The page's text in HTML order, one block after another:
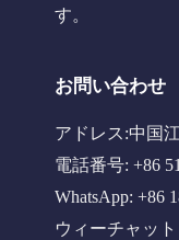
す。
お問い合わせ
アドレス:中国
電話番号: +86
WhatsApp: +86
ウィーチャット